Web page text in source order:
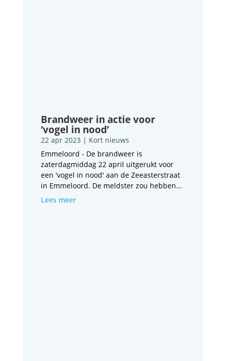
Brandweer in actie voor
‘vogel in nood’
22 apr 2023 | Kort nieuws
Emmeloord - De brandweer is
zaterdagmiddag 22 april uitgerukt voor
een 'vogel in nood' aan de Zeeasterstraat
in Emmeloord. De meldster zou hebben...
Lees meer